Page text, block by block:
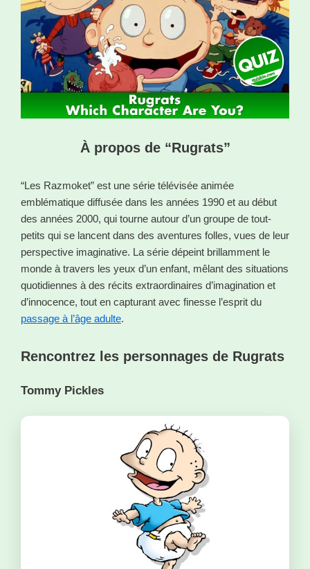
À propos de “Rugrats”
“Les Razmoket” est une série télévisée animée
emblématique diffusée dans les années 1990 et au début
des années 2000, qui tourne autour d’un groupe de tout-
petits qui se lancent dans des aventures folles, vues de leur
perspective imaginative. La série dépeint brillamment le
monde à travers les yeux d’un enfant, mêlant des situations
quotidiennes à des récits extraordinaires d’imagination et
d’innocence, tout en capturant avec finesse l’esprit du
passage à l’âge adulte.
Rencontrez les personnages de Rugrats
Tommy Pickles